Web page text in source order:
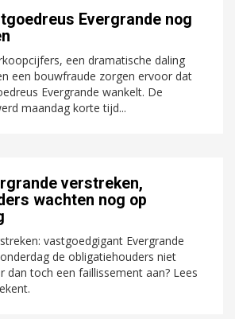
Evergrande nog
een dramatische daling
een bouwfraude zorgen ervoor dat
Evergrande wankelt. De
maandag korte tijd...
verstreken,
wachten nog op
vastgoedgigant Evergrande
de obligatiehouders niet
dan toch een faillissement aan? Lees